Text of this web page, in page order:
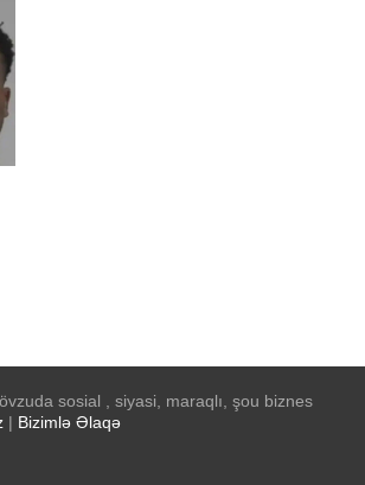
sosial , siyasi, maraqlı, şou biznes
| Bizimlə Əlaqə